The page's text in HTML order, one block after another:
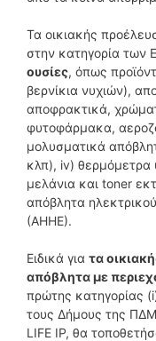
Τα οικιακής
στην κατηγορία των
ουσίες, όπως
βερνίκια νυχιών),
αποφρακτικά,
φυτοφάρμακα,
μολυσματικά
κλπ), iv) θερμόμετρα
μελάνια και toner
απόβλητα
(ΑΗΗΕ).
Ειδικά για τα
απόβλητα με
πρώτης κατηγορίας
τους Δήμους της
LIFE ΙΡ, θα